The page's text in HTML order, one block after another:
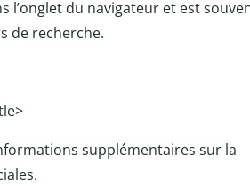
l’onglet du navigateur et est
de recherche.
supplémentaires sur la